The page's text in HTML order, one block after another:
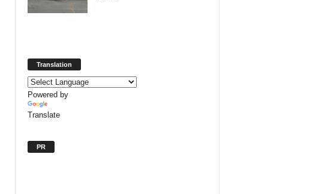
Translation
Powered by
Translate
PR